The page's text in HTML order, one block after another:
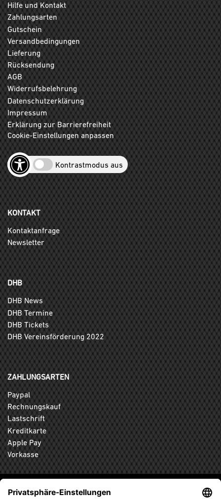
Hilfe und Kontakt
Zahlungsarten
Gutschein
Versandbedingungen
Lieferung
Rücksendung
AGB
Widerrufsbelehrung
Datenschutzerklärung
Impressum
Erklärung zur Barrierefreiheit
Cookie-Einstellungen anpassen
Kontrastmodus aus
KONTAKT
Kontaktanfrage
Newsletter
DHB
DHB News
DHB Termine
DHB Tickets
DHB Vereinsförderung 2022
ZAHLUNGSARTEN
Paypal
Rechnungskauf
Lastschrift
Kreditkarte
Apple Pay
Vorkasse
ABONNIEREN SIE DEN KOSTENLOSEN DHB-FANSHOP